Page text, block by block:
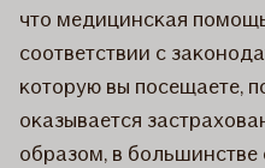
что медицинская
соответствии с
которую вы посещаете,
оказывается
образом, в большинстве